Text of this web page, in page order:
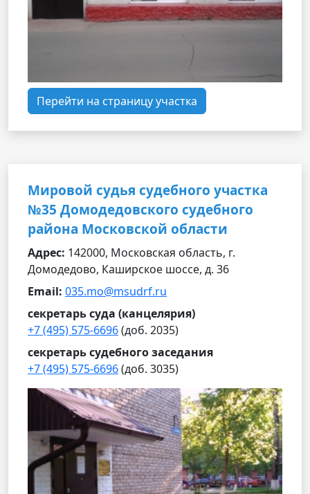
Перейти на страницу участка
Мировой судья судебного участка
№35 Домодедовского судебного
района Московской области
Адрес: 142000, Московская область, г.
Домодедово, Каширское шоссе, д. 36
Email: 035.mo@msudrf.ru
секретарь суда (канцелярия)
+7 (495) 575-6696(доб. 2035)
секретарь судебного заседания
+7 (495) 575-6696(доб. 3035)